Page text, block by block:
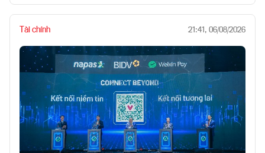
Tài chính 21:41, 06/08/2026